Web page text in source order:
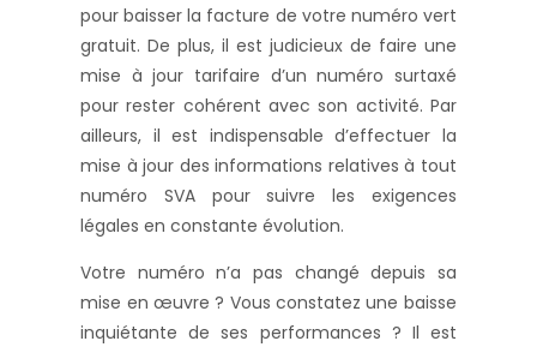
pour baisser la facture de votre numéro vert
gratuit. De plus, il est judicieux de faire une
mise à jour tarifaire d’un numéro surtaxé
pour rester cohérent avec son activité. Par
ailleurs, il est indispensable d’effectuer la
mise à jour des informations relatives à tout
numéro SVA pour suivre les exigences
légales en constante évolution.
Votre numéro n’a pas changé depuis sa
mise en œuvre ? Vous constatez une baisse
inquiétante de ses performances ? Il est